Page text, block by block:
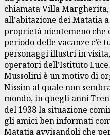
chiamata Villa
all’abitazione dei Matatia
proprietà nientemeno che
periodo delle vacanze c’è
personaggi illustri in
operatori dell’Istituto
Mussolini è un motivo di
Nissim al quale non
mondo, in quegli anni
del 1938 la situazione
gli amici ben informati
Matatia avvisandoli che